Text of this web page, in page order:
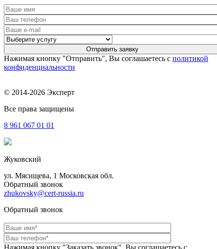
Нажимая кнопку "Отправить", Вы соглашаетесь с политикой
конфиденциальности
© 2014-2026 Эксперт
Все права защищены
8 961 067 01 01
Жуковский
ул. Мясищева, 1 Московская обл.
Обратный звонок
zhukovsky@cert-russia.ru
Обратный звонок
Нажимая кнопку "Заказать звонок", Вы соглашаетесь с